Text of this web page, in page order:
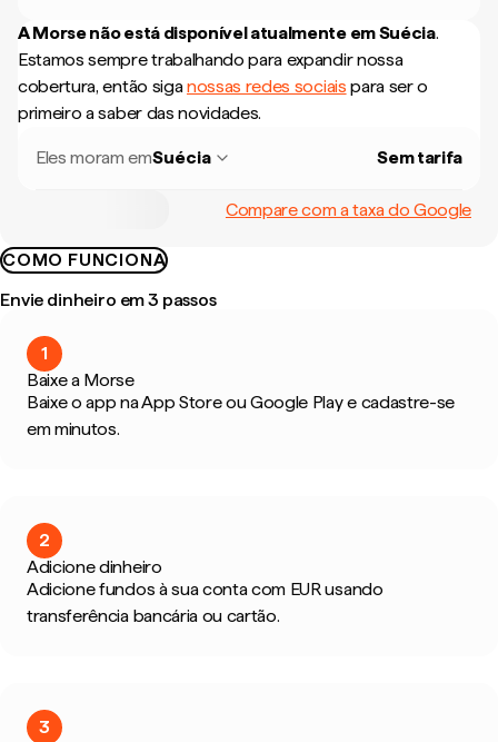
A Morse não está disponível atualmente emSuécia.
Estamos sempre trabalhando para expandir nossa
cobertura, então siganossas redes sociais para ser o
primeiro a saber das novidades.
Eles moram emSuécia Sem tarifa
Compare com a taxa do Google
COMO FUNCIONA
Envie dinheiro em 3 passos
1
Baixe a Morse
Baixe o app na App Store ou Google Play e cadastre-se
em minutos.
2
Adicione dinheiro
Adicione fundos à sua conta com EUR usando
transferência bancária ou cartão.
3